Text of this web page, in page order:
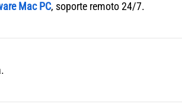
Mac PC, soporte remoto 24/7.